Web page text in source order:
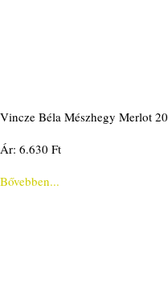
Vincze Béla Mészhegy Merlot
Ár: 6.630 Ft
Bővebben...